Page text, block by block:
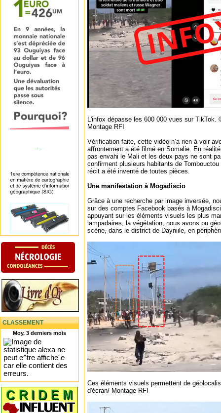
CLASSEMENT
Moy. 3 derniers mois
L'infox dépasse les 600 000 vues sur TikTok.
Montage RFI
Vérification faite, cette vidéo n’a rien à voir
affrontement a été filmé en Somalie. En
pas envahi le Mali et les deux pays ne sont
confirment plusieurs habitants de
récit a été inventé de toutes pièces.
Une manifestation à Mogadiscio
Grâce à une recherche par image inversée,
sur des comptes Facebook basés à
appuyant sur les éléments visuels les plus
lampadaires, la végétation, nous avons pu
scène, dans le district de Dayniile, en
Ces éléments visuels permettent de
d'écran/ Montage RFI